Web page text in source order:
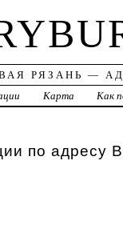
РЯЗАНЬ —
Карта Как
по адресу